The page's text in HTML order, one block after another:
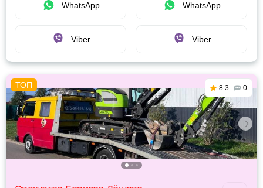
WhatsApp WhatsApp
Viber Viber
8.3 0